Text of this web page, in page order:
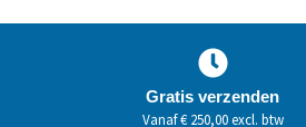
Gratis verzenden
Vanaf € 250,00 excl. btw